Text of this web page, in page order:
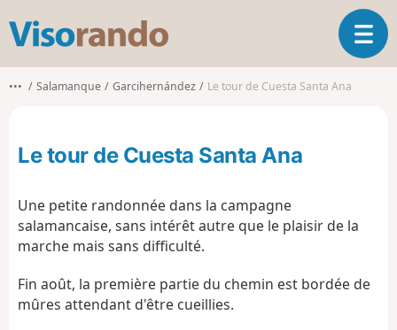
s
o
d
O
u
a
••• Salamanque Garcihernández Le tour de Cuesta Santa Ana
Le tour de Cuesta Santa Ana
Une petite randonnée dans la campagne
salamancaise, sans intérêt autre que le plaisir de la
marche mais sans difficulté.
Fin août, la première partie du chemin est bordée de
mûres attendant d'être cueillies.